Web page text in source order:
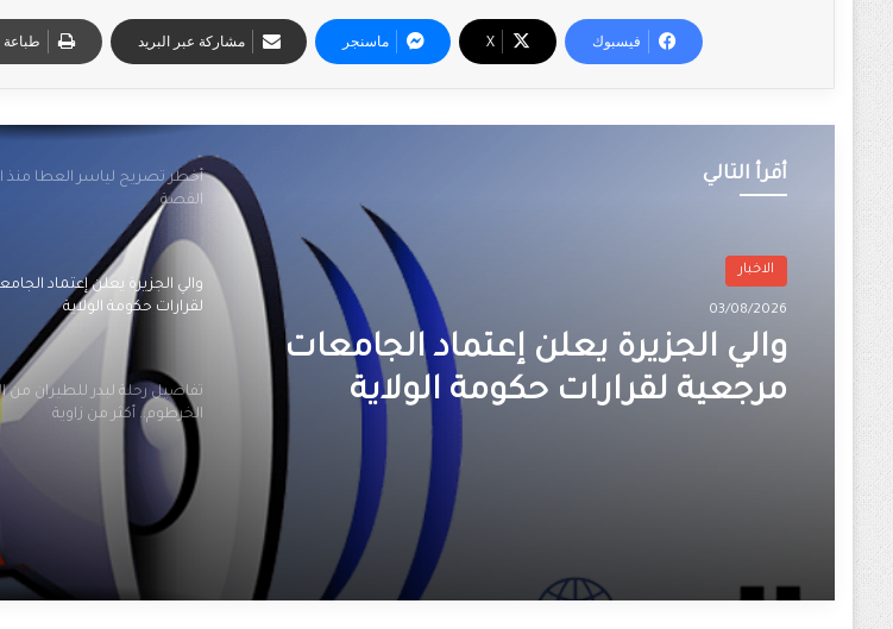
فيسبوك ‫X ماسنجر مشاركة عبر البريد طباعة
أقرأ التالي
الاخبار
03/08/2026
والي الجزيرة يعلن إعتماد الجامعات
مرجعية لقرارات حكومة الولاية
أخطر تصريح لياسر العطا منذ
القصة
والي الجزيرة يعلن إعتماد
لقرارات حكومة الولاية
تفاصيل رحلة لبدر للطيران من
الخرطوم.. أكثر من زاوية